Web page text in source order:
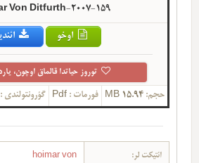
Von Ditfurth-2007-159
اوخو
توروز حیاتدا قالماق اوچون،
حجم: 15.94 MB فورمات : Pdf گؤرونتولندی
ائتیکت لر:
hoimar von